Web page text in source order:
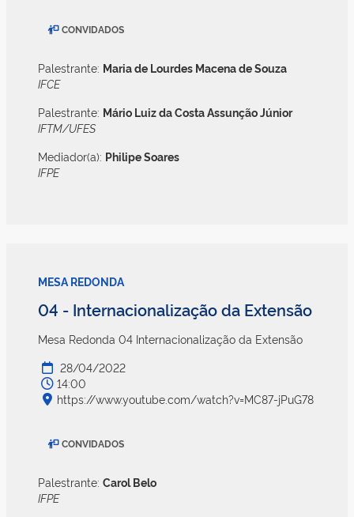
CONVIDADOS
Palestrante: Maria de Lourdes Macena de Souza
IFCE
Palestrante: Mário Luiz da Costa Assunção Júnior
IFTM/UFES
Mediador(a): Philipe Soares
IFPE
MESA REDONDA
04 - Internacionalização da Extensão
Mesa Redonda 04 Internacionalização da Extensão
28/04/2022
14:00
https://www.youtube.com/watch?v=MC87-jPuG78
CONVIDADOS
Palestrante: Carol Belo
IFPE